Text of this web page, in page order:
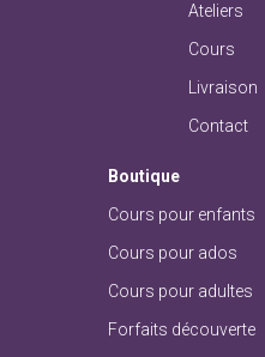
Ateliers
Cours
Livraison
Contact
Boutique
Cours pour enfants
Cours pour ados
Cours pour adultes
Forfaits découverte